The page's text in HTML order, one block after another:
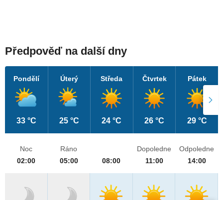
Předpověď na další dny
Pondělí
33 °C
Úterý
25 °C
Středa
24 °C
Čtvrtek
26 °C
Pátek
29 °C
Noc
02:00
Ráno
05:00
08:00
Dopoledne
11:00
Odpoledne
14:00